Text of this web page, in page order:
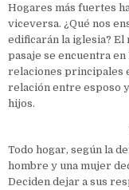
Hogares más fuertes
viceversa. ¿Qué nos
edificarán la iglesia?
pasaje se encuentra en
relaciones principales
relación entre esposo
hijos.
Todo hogar, según la
hombre y una mujer
Deciden dejar a sus